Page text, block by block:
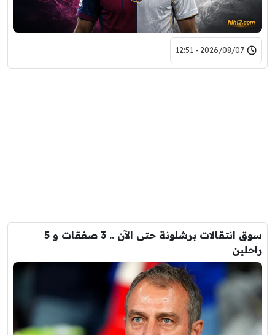
2026/08/07 - 12:51
سوق انتقالات برشلونة حتى الآن .. 3 صفقات و 5
راحلين